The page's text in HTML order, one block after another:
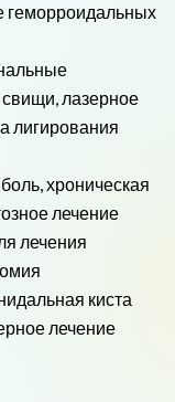
геморроидальных
лазерное
лигирования
хроническая
лечение
лечения
киста
лечение